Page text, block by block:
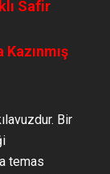
Safir
Bir
temas